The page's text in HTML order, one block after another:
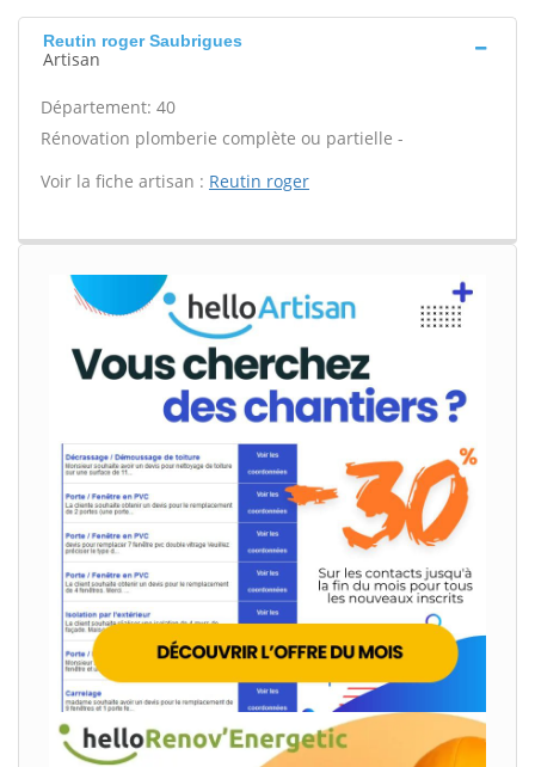
Reutin roger Saubrigues
Artisan
Département: 40
Rénovation plomberie complète ou partielle -
Voir la fiche artisan : Reutin roger